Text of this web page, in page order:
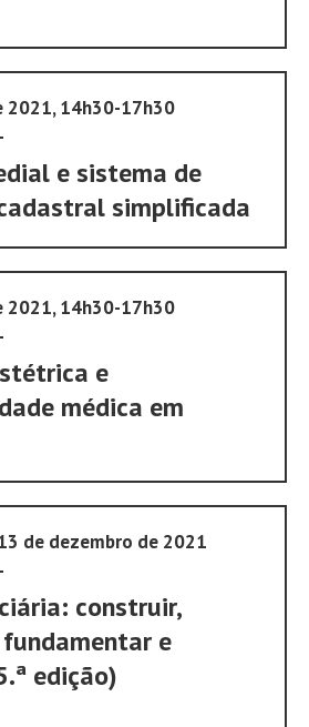
2021, 14h30-17h30
e sistema de
simplificada
2021, 14h30-17h30
e
médica em
de dezembro de 2021
construir,
e
edição)